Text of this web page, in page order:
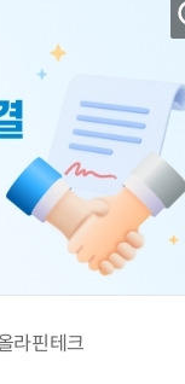
라핀테크